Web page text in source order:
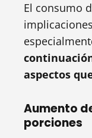
El consumo
aspectos
Aumento
porciones